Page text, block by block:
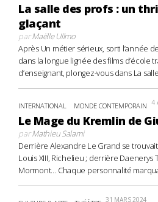
La salle des profs : un
glaçant
parMaëlle Ullmo
Après Un métier sérieux, sorti l’année
dans la longue lignée des films d’école
d’enseignant, plongez-vous dans La
INTERNATIONAL MONDE CONTEMPORAIN 4
Le Mage du Kremlin de
parMathieu Salami
Derrière Alexandre Le Grand se
Louis XIII, Richelieu ; derrière Daenerys
Mormont… Chaque personnalité
31 MARS 2024